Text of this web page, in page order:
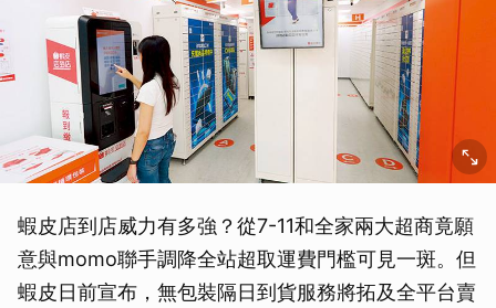
蝦皮店到店威力有多強？從7-11和全家兩大超商竟願
意與momo聯手調降全站超取運費門檻可見一斑。但
蝦皮日前宣布，無包裝隔日到貨服務將拓及全平台賣